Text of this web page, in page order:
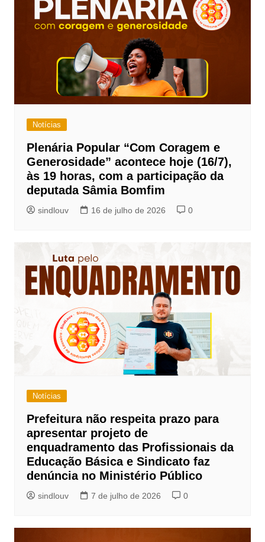
p o
k
k
Notícias
Plenária Popular “Com Coragem e
Generosidade” acontece hoje (16/7),
às 19 horas, com a participação da
deputada Sâmia Bomfim
sindlouv 16 de julho de 2026 0
Notícias
Prefeitura não respeita prazo para
apresentar projeto de
enquadramento das Profissionais da
Educação Básica e Sindicato faz
denúncia no Ministério Público
sindlouv 7 de julho de 2026 0